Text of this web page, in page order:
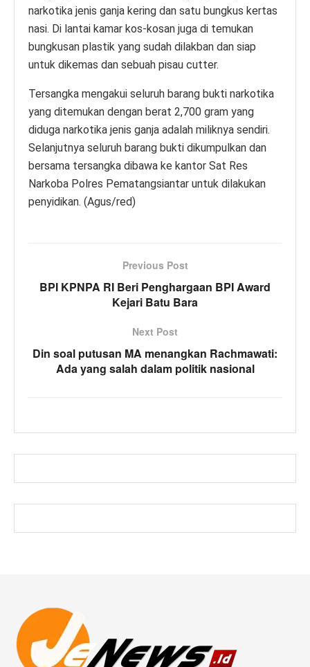
narkotika jenis ganja kering dan satu bungkus kertas
nasi. Di lantai kamar kos-kosan juga di temukan
bungkusan plastik yang sudah dilakban dan siap
untuk dikemas dan sebuah pisau cutter.
Tersangka mengakui seluruh barang bukti narkotika
yang ditemukan dengan berat 2,700 gram yang
diduga narkotika jenis ganja adalah miliknya sendiri.
Selanjutnya seluruh barang bukti dikumpulkan dan
bersama tersangka dibawa ke kantor Sat Res
Narkoba Polres Pematangsiantar untuk dilakukan
penyidikan. (Agus/red)
Previous Post
BPI KPNPA RI Beri Penghargaan BPI Award
Kejari Batu Bara
Next Post
Din soal putusan MA menangkan Rachmawati:
Ada yang salah dalam politik nasional